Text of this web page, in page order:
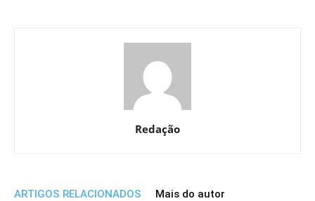
Redação
ARTIGOS RELACIONADOS Mais do autor